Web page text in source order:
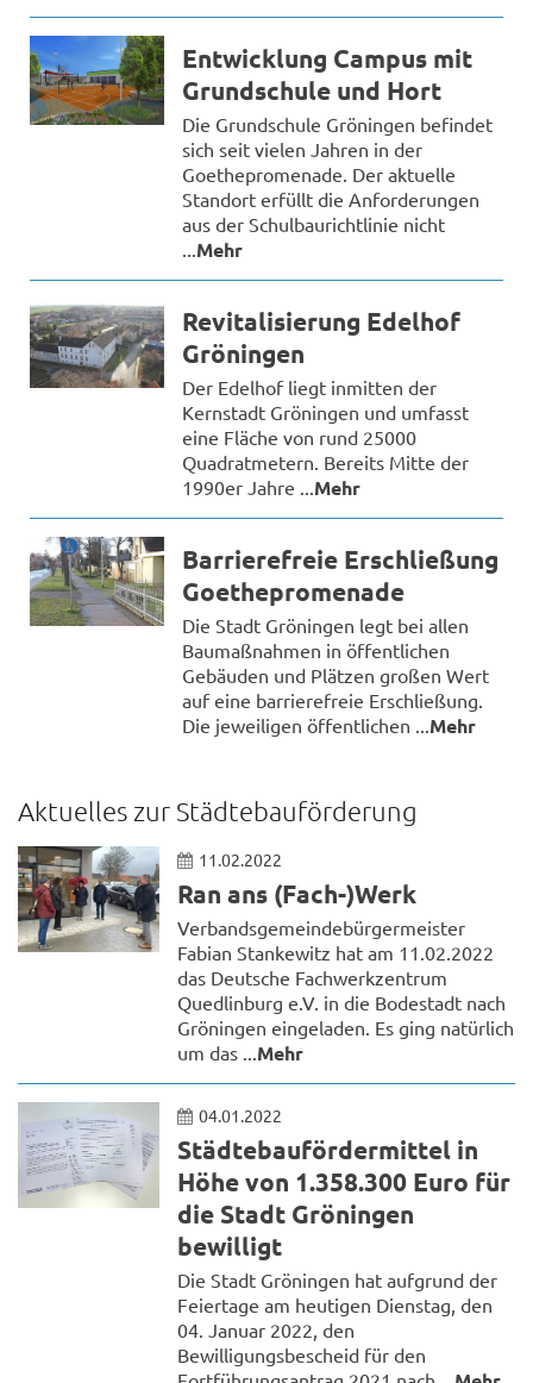
Entwicklung Campus mit
Grundschule und Hort
Die Grundschule Gröningen befindet
sich seit vielen Jahren in der
Goethepromenade. Der aktuelle
Standort erfüllt die Anforderungen
aus der Schulbaurichtlinie nicht
...Mehr
Revitalisierung Edelhof
Gröningen
Der Edelhof liegt inmitten der
Kernstadt Gröningen und umfasst
eine Fläche von rund 25000
Quadratmetern. Bereits Mitte der
1990er Jahre ...Mehr
Barrierefreie Erschließung
Goethepromenade
Die Stadt Gröningen legt bei allen
Baumaßnahmen in öffentlichen
Gebäuden und Plätzen großen Wert
auf eine barrierefreie Erschließung.
Die jeweiligen öffentlichen ...Mehr
Aktuelles zur Städtebauförderung
11.02.2022
Ran ans (Fach-)Werk
Verbandsgemeindebürgermeister
Fabian Stankewitz hat am 11.02.2022
das Deutsche Fachwerkzentrum
Quedlinburg e.V. in die Bodestadt nach
Gröningen eingeladen. Es ging natürlich
um das ... Mehr
04.01.2022
Städtebaufördermittel in
Höhe von 1.358.300 Euro für
die Stadt Gröningen
bewilligt
Die Stadt Gröningen hat aufgrund der
Feiertage am heutigen Dienstag, den
04. Januar 2022, den
Bewilligungsbescheid für den